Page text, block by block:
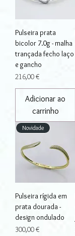
Pulseira prata
bicolor 7.0g - malha
trançada fecho laço
e gancho
Preço
216,00 €
Adicionar ao
carrinho
Novidade
Pulseira rígida em
prata dourada -
design ondulado
Preço
300,00 €